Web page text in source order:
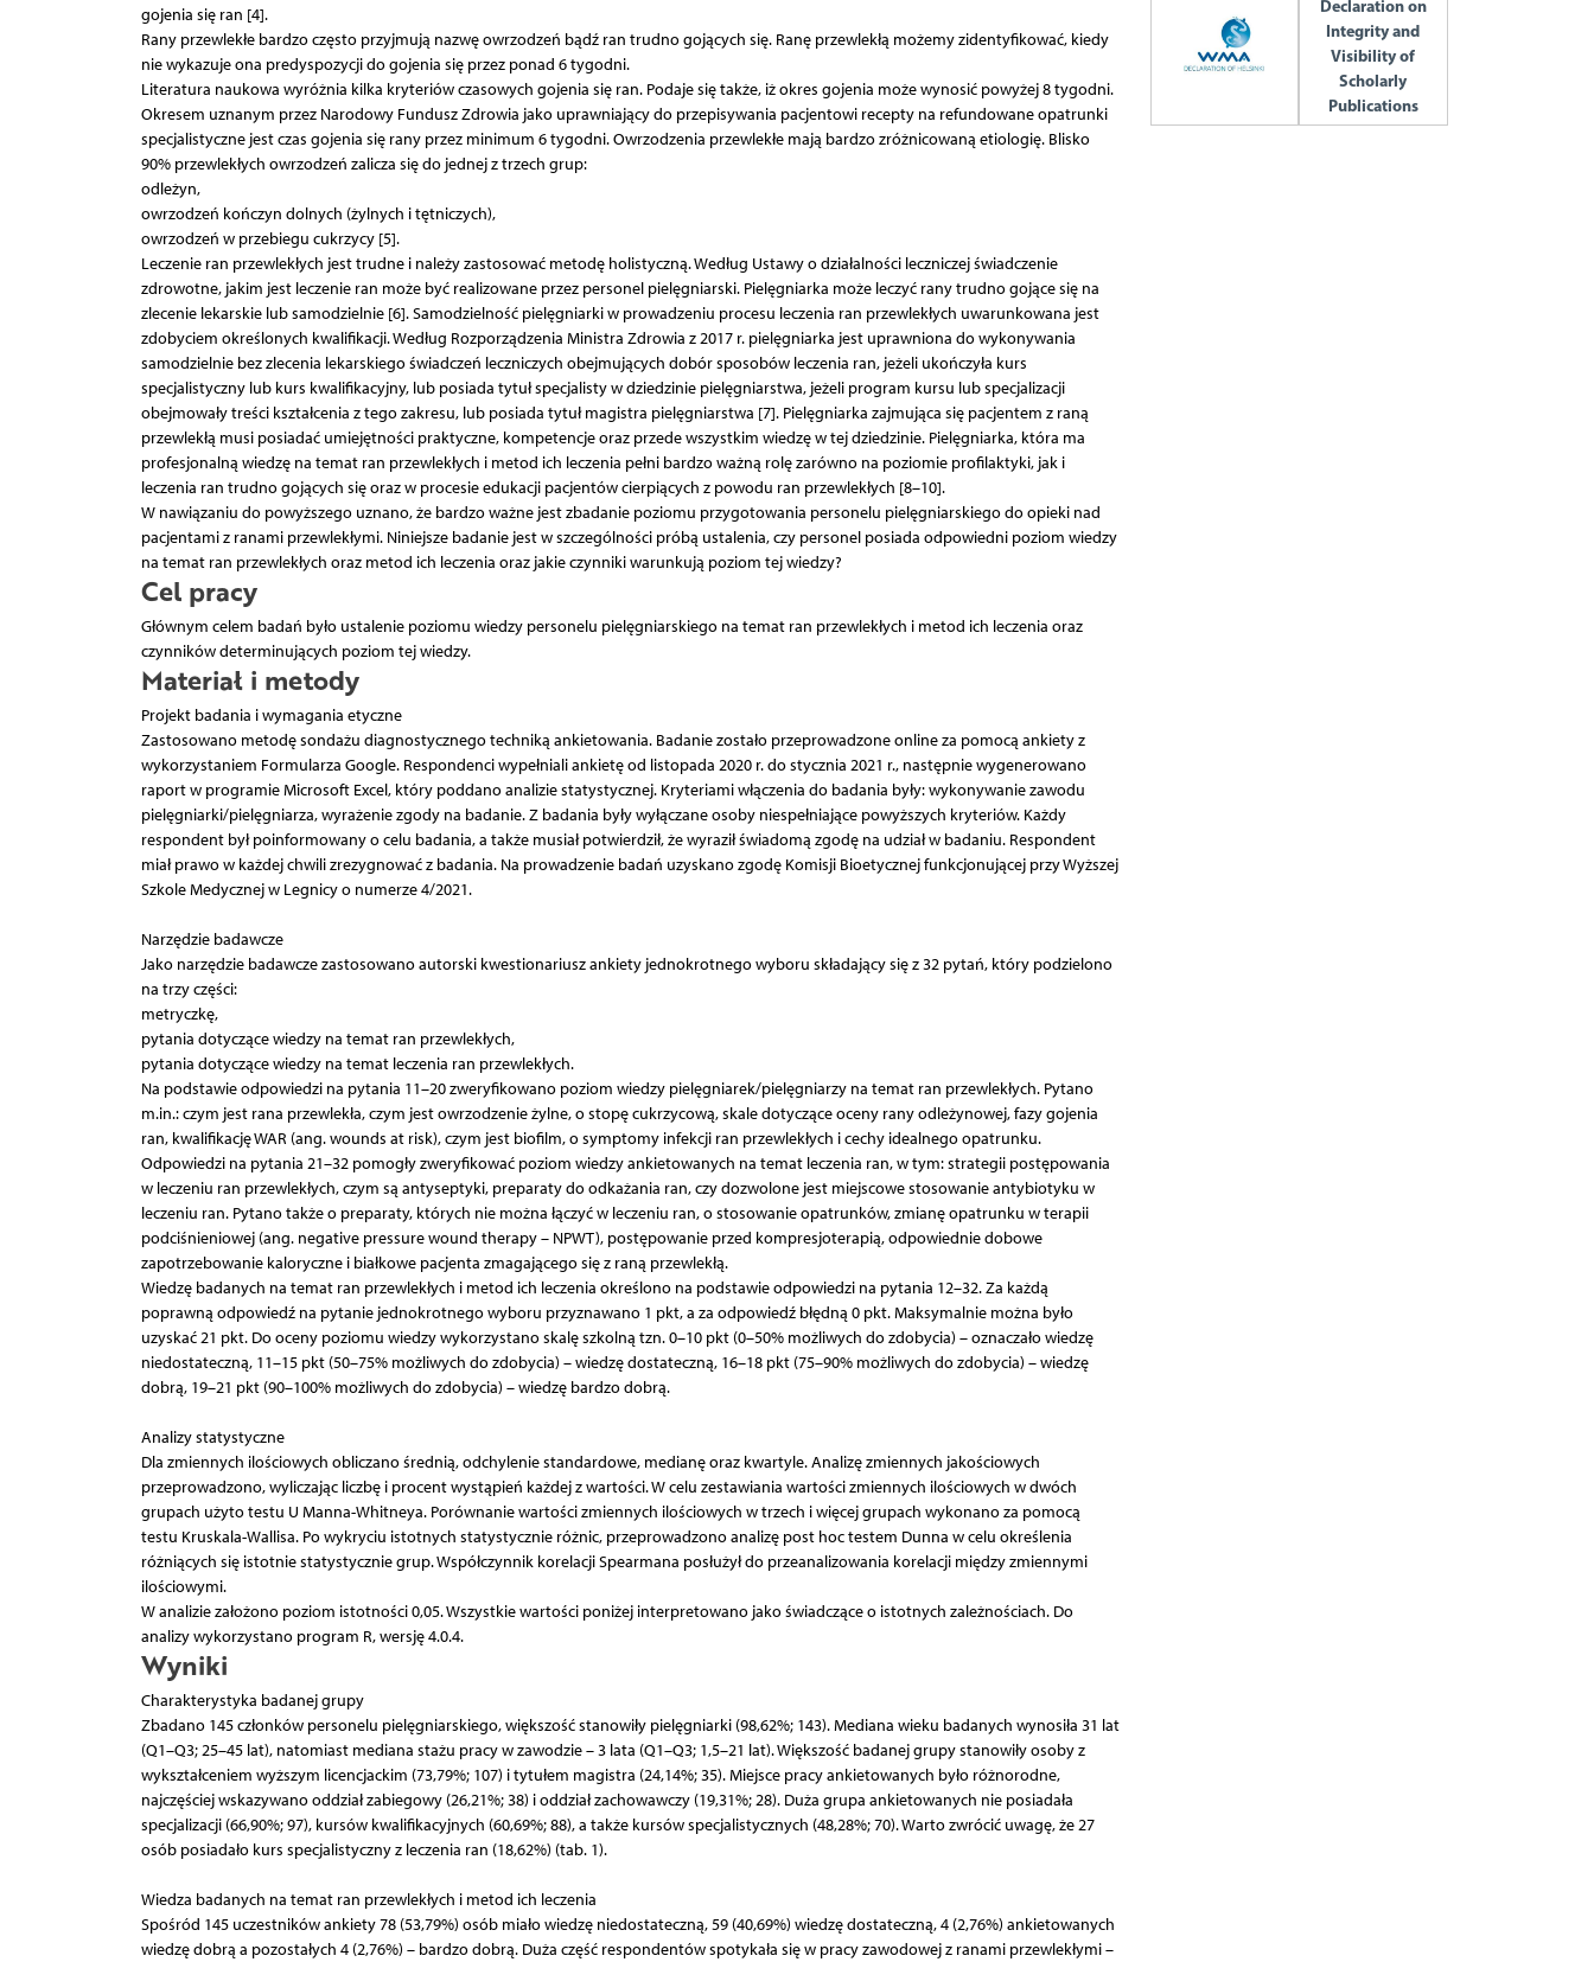
gojenia się ran [4].
Rany przewlekłe bardzo często przyjmują nazwę owrzodzeń bądź ran trudno gojących się. Ranę przewlekłą możemy zidentyfikować, kiedy
nie wykazuje ona predyspozycji do gojenia się przez ponad 6 tygodni.
Literatura naukowa wyróżnia kilka kryteriów czasowych gojenia się ran. Podaje się także, iż okres gojenia może wynosić powyżej 8 tygodni.
Okresem uznanym przez Narodowy Fundusz Zdrowia jako uprawniający do przepisywania pacjentowi recepty na refundowane opatrunki
specjalistyczne jest czas gojenia się rany przez minimum 6 tygodni. Owrzodzenia przewlekłe mają bardzo zróżnicowaną etiologię. Blisko
90% przewlekłych owrzodzeń zalicza się do jednej z trzech grup:
odleżyn,
owrzodzeń kończyn dolnych (żylnych i tętniczych),
owrzodzeń w przebiegu cukrzycy [5].
Leczenie ran przewlekłych jest trudne i należy zastosować metodę holistyczną. Według Ustawy o działalności leczniczej świadczenie
zdrowotne, jakim jest leczenie ran może być realizowane przez personel pielęgniarski. Pielęgniarka może leczyć rany trudno gojące się na
zlecenie lekarskie lub samodzielnie [6]. Samodzielność pielęgniarki w prowadzeniu procesu leczenia ran przewlekłych uwarunkowana jest
zdobyciem określonych kwalifikacji. Według Rozporządzenia Ministra Zdrowia z 2017 r. pielęgniarka jest uprawniona do wykonywania
samodzielnie bez zlecenia lekarskiego świadczeń leczniczych obejmujących dobór sposobów leczenia ran, jeżeli ukończyła kurs
specjalistyczny lub kurs kwalifikacyjny, lub posiada tytuł specjalisty w dziedzinie pielęgniarstwa, jeżeli program kursu lub specjalizacji
obejmowały treści kształcenia z tego zakresu, lub posiada tytuł magistra pielęgniarstwa [7]. Pielęgniarka zajmująca się pacjentem z raną
przewlekłą musi posiadać umiejętności praktyczne, kompetencje oraz przede wszystkim wiedzę w tej dziedzinie. Pielęgniarka, która ma
profesjonalną wiedzę na temat ran przewlekłych i metod ich leczenia pełni bardzo ważną rolę zarówno na poziomie profilaktyki, jak i
leczenia ran trudno gojących się oraz w procesie edukacji pacjentów cierpiących z powodu ran przewlekłych [8–10].
W nawiązaniu do powyższego uznano, że bardzo ważne jest zbadanie poziomu przygotowania personelu pielęgniarskiego do opieki nad
pacjentami z ranami przewlekłymi. Niniejsze badanie jest w szczególności próbą ustalenia, czy personel posiada odpowiedni poziom wiedzy
na temat ran przewlekłych oraz metod ich leczenia oraz jakie czynniki warunkują poziom tej wiedzy?
Cel pracy
Głównym celem badań było ustalenie poziomu wiedzy personelu pielęgniarskiego na temat ran przewlekłych i metod ich leczenia oraz
czynników determinujących poziom tej wiedzy.
Materiał i metody
Projekt badania i wymagania etyczne
Zastosowano metodę sondażu diagnostycznego techniką ankietowania. Badanie zostało przeprowadzone online za pomocą ankiety z
wykorzystaniem Formularza Google. Respondenci wypełniali ankietę od listopada 2020 r. do stycznia 2021 r., następnie wygenerowano
raport w programie Microsoft Excel, który poddano analizie statystycznej. Kryteriami włączenia do badania były: wykonywanie zawodu
pielęgniarki/pielęgniarza, wyrażenie zgody na badanie. Z badania były wyłączane osoby niespełniające powyższych kryteriów. Każdy
respondent był poinformowany o celu badania, a także musiał potwierdził, że wyraził świadomą zgodę na udział w badaniu. Respondent
miał prawo w każdej chwili zrezygnować z badania. Na prowadzenie badań uzyskano zgodę Komisji Bioetycznej funkcjonującej przy Wyższej
Szkole Medycznej w Legnicy o numerze 4/2021.
Narzędzie badawcze
Jako narzędzie badawcze zastosowano autorski kwestionariusz ankiety jednokrotnego wyboru składający się z 32 pytań, który podzielono
na trzy części:
metryczkę,
pytania dotyczące wiedzy na temat ran przewlekłych,
pytania dotyczące wiedzy na temat leczenia ran przewlekłych.
Na podstawie odpowiedzi na pytania 11–20 zweryfikowano poziom wiedzy pielęgniarek/pielęgniarzy na temat ran przewlekłych. Pytano
m.in.: czym jest rana przewlekła, czym jest owrzodzenie żylne, o stopę cukrzycową, skale dotyczące oceny rany odleżynowej, fazy gojenia
ran, kwalifikację WAR (ang. wounds at risk), czym jest biofilm, o symptomy infekcji ran przewlekłych i cechy idealnego opatrunku.
Odpowiedzi na pytania 21–32 pomogły zweryfikować poziom wiedzy ankietowanych na temat leczenia ran, w tym: strategii postępowania
w leczeniu ran przewlekłych, czym są antyseptyki, preparaty do odkażania ran, czy dozwolone jest miejscowe stosowanie antybiotyku w
leczeniu ran. Pytano także o preparaty, których nie można łączyć w leczeniu ran, o stosowanie opatrunków, zmianę opatrunku w terapii
podciśnieniowej (ang. negative pressure wound therapy – NPWT), postępowanie przed kompresjoterapią, odpowiednie dobowe
zapotrzebowanie kaloryczne i białkowe pacjenta zmagającego się z raną przewlekłą.
Wiedzę badanych na temat ran przewlekłych i metod ich leczenia określono na podstawie odpowiedzi na pytania 12–32. Za każdą
poprawną odpowiedź na pytanie jednokrotnego wyboru przyznawano 1 pkt, a za odpowiedź błędną 0 pkt. Maksymalnie można było
uzyskać 21 pkt. Do oceny poziomu wiedzy wykorzystano skalę szkolną tzn. 0–10 pkt (0–50% możliwych do zdobycia) – oznaczało wiedzę
niedostateczną, 11–15 pkt (50–75% możliwych do zdobycia) – wiedzę dostateczną, 16–18 pkt (75–90% możliwych do zdobycia) – wiedzę
dobrą, 19–21 pkt (90–100% możliwych do zdobycia) – wiedzę bardzo dobrą.
Analizy statystyczne
Dla zmiennych ilościowych obliczano średnią, odchylenie standardowe, medianę oraz kwartyle. Analizę zmiennych jakościowych
przeprowadzono, wyliczając liczbę i procent wystąpień każdej z wartości. W celu zestawiania wartości zmiennych ilościowych w dwóch
grupach użyto testu U Manna-Whitneya. Porównanie wartości zmiennych ilościowych w trzech i więcej grupach wykonano za pomocą
testu Kruskala-Wallisa. Po wykryciu istotnych statystycznie różnic, przeprowadzono analizę post hoc testem Dunna w celu określenia
różniących się istotnie statystycznie grup. Współczynnik korelacji Spearmana posłużył do przeanalizowania korelacji między zmiennymi
ilościowymi.
W analizie założono poziom istotności 0,05. Wszystkie wartości poniżej interpretowano jako świadczące o istotnych zależnościach. Do
analizy wykorzystano program R, wersję 4.0.4.
Wyniki
Charakterystyka badanej grupy
Zbadano 145 członków personelu pielęgniarskiego, większość stanowiły pielęgniarki (98,62%; 143). Mediana wieku badanych wynosiła 31 lat
(Q1–Q3; 25–45 lat), natomiast mediana stażu pracy w zawodzie – 3 lata (Q1–Q3; 1,5–21 lat). Większość badanej grupy stanowiły osoby z
wykształceniem wyższym licencjackim (73,79%; 107) i tytułem magistra (24,14%; 35). Miejsce pracy ankietowanych było różnorodne,
najczęściej wskazywano oddział zabiegowy (26,21%; 38) i oddział zachowawczy (19,31%; 28). Duża grupa ankietowanych nie posiadała
specjalizacji (66,90%; 97), kursów kwalifikacyjnych (60,69%; 88), a także kursów specjalistycznych (48,28%; 70). Warto zwrócić uwagę, że 27
osób posiadało kurs specjalistyczny z leczenia ran (18,62%) (tab. 1).
Wiedza badanych na temat ran przewlekłych i metod ich leczenia
Spośród 145 uczestników ankiety 78 (53,79%) osób miało wiedzę niedostateczną, 59 (40,69%) wiedzę dostateczną, 4 (2,76%) ankietowanych
wiedzę dobrą a pozostałych 4 (2,76%) – bardzo dobrą. Duża część respondentów spotykała się w pracy zawodowej z ranami przewlekłymi –
Declaration on
Integrity and
Visibility of
Scholarly
Publications